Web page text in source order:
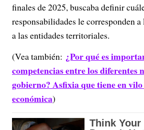
finales de 2025, buscaba definir
responsabilidades le corresponden
a las entidades territoriales.
(Vea también: ¿Por qué es
competencias entre los diferentes
gobierno? Asfixia que tiene en
económica)